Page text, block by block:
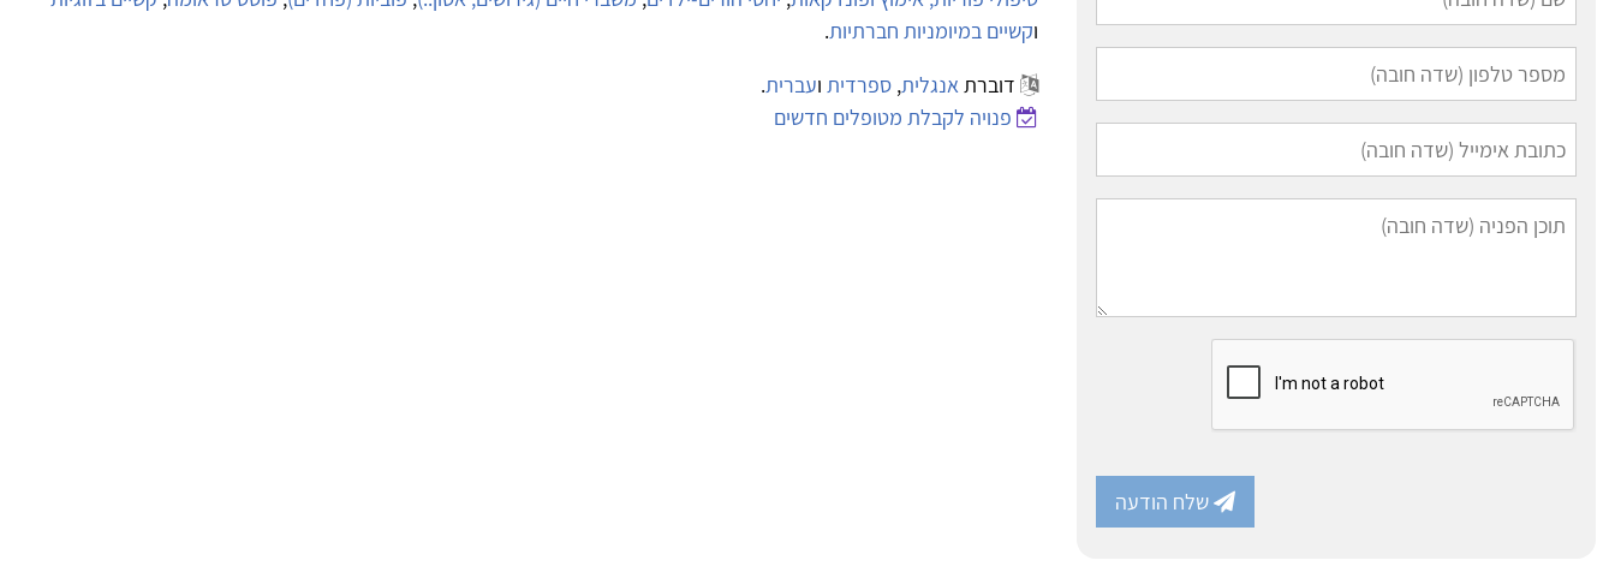
שלח הודעה
וקשיים במיומניות חברתיות.
דוברתאנגלית, ספרדית ועברית.
פנויה לקבלת מטופלים חדשים